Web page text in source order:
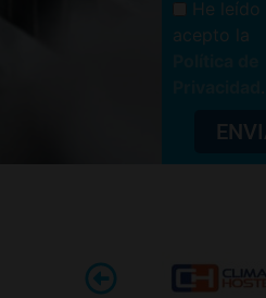
He leído
acepto la
.